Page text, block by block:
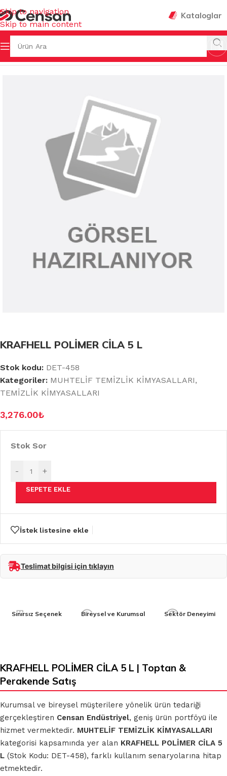
Skip to navigation
Skip to main content
Kataloglar
KİMYASALLARI MUHTELİF TEMİZLİK KİMYASALLARI
KRAFHELL POLİMER CİLA 5 L
Stok kodu: DET-458
Kategoriler: MUHTELİF TEMİZLİK KİMYASALLARI,
TEMİZLİK KİMYASALLARI
3,276.00₺
Stok Sor
- +
SEPETE EKLE
İstek listesine ekle
Teslimat bilgisi için tıklayın
Sınırsız Seçenek Bireysel ve Kurumsal Sektör Deneyimi
KRAFHELL POLİMER CİLA 5 L | Toptan &
Perakende Satış
Kurumsal ve bireysel müşterilere yönelik ürün tedariği
gerçekleştiren Censan Endüstriyel, geniş ürün portföyü ile
hizmet vermektedir. MUHTELİF TEMİZLİK KİMYASALLARI
kategorisi kapsamında yer alan KRAFHELL POLİMER CİLA 5
L (Stok Kodu: DET-458), farklı kullanım senaryolarına hitap
etmektedir.